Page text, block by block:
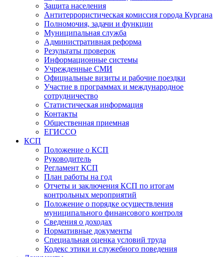
Защита населения
Антитеррористическая комиссия города Кургана
Полномочия, задачи и функции
Муниципальная служба
Административная реформа
Результаты проверок
Информационные системы
Учрежденные СМИ
Официальные визиты и рабочие поездки
Участие в программах и международное
сотрудничество
Статистическая информация
Контакты
Общественная приемная
ЕГИССО
КСП
Положение о КСП
Руководитель
Регламент КСП
План работы на год
Отчеты и заключения КСП по итогам
контрольных мероприятий
Положение о порядке осуществления
муниципального финансового контроля
Сведения о доходах
Нормативные документы
Специальная оценка условий труда
Кодекс этики и служебного поведения